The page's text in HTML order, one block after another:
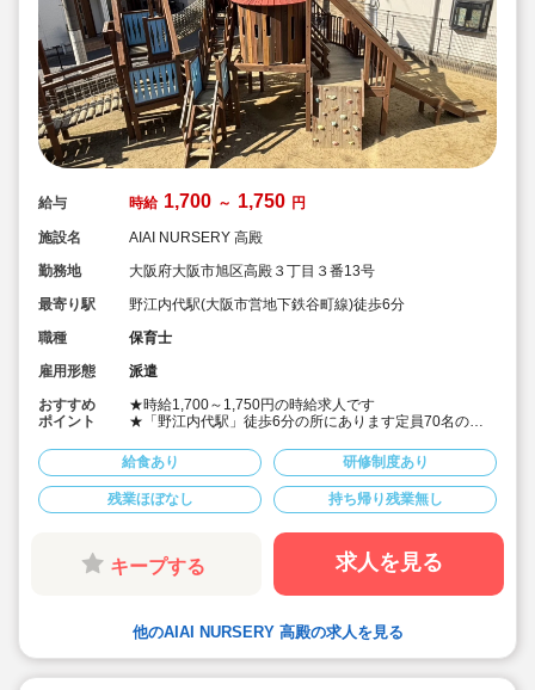
給与 時給 1,700 ～ 1,750 円
施設名
AIAI NURSERY 高殿
勤務地
大阪府大阪市旭区高殿３丁目３番13号
最寄り駅
野江内代駅(大阪市営地下鉄谷町線)徒歩6分
職種
保育士
雇用形態
派遣
おすすめ
ポイント
★時給1,700～1,750円の時給求人です
★「野江内代駅」徒歩6分の所にあります定員70名の認
★ご勤務時間は8:00～17:00、9:00～18:00、8:30～
17:30 など週5日程度、平日8時間程度ご勤務できる方
歓迎です
★早番、遅番で勤務したいなど。時間帯は柔軟にご相談
★保育士専任のコンサルタントがあなたの派遣就業を安
心サポートいたします
★英語は遊びを通して専任講師が年齢に応じて対応して
います。異文化にふれることで社会性や国際理解を深め
★食育プログラムとして、食糧生産から消費までの過程
を体験することで、食や健康に対する興味を引き出して
います
給食あり 研修制度あり
残業ほぼなし 持ち帰り残業無し
キープする 求人を見る
他のAIAI NURSERY 高殿の求人を見る